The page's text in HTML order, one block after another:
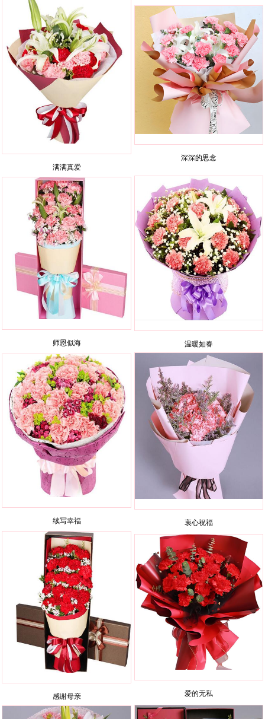
满满真爱
深深的思念
师恩似海 温暖如春
续写幸福 衷心祝福
感谢母亲 爱的无私